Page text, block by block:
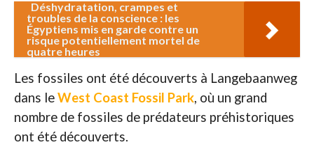
Déshydratation, crampes et
troubles de la conscience : les
Égyptiens mis en garde contre un
risque potentiellement mortel de
quatre heures
Les fossiles ont été découverts à Langebaanweg
dans leWest Coast Fossil Park, où un grand
nombre de fossiles de prédateurs préhistoriques
ont été découverts.